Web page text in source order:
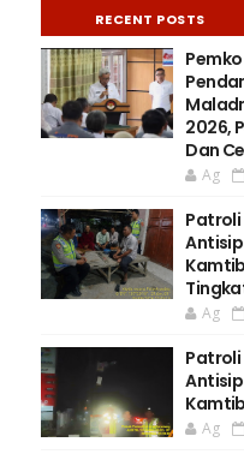
RECENT POSTS
2026,
Dan
Ag
Patroli
Ag
Patroli
Ag